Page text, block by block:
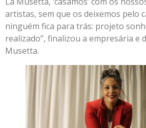
artistas, sem que os deixemos pelo
ninguém fica para trás: projeto
realizado”, finalizou a empresária e
Musetta.